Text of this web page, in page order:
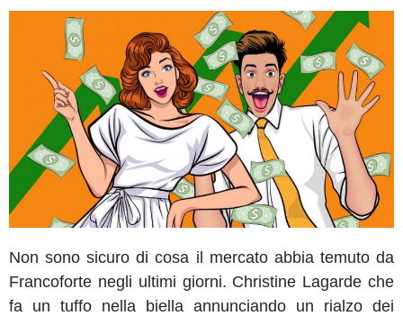
Non sono sicuro di cosa il mercato abbia temuto da
Francoforte negli ultimi giorni. Christine Lagarde che
fa un tuffo nella biella annunciando un rialzo dei